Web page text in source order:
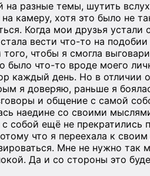
на разные темы, шутить
камеру, хотя это было не
Когда мои друзья
вести что-то на подобии
чтобы я смогла
что-то вроде моего
каждый день. Но в отличии
я доверяю, раньше я
и общение с самой
наедине со своими
собой ещё не прекратились
что я переехала к своим
Мне не нужно так
Да и со стороны это